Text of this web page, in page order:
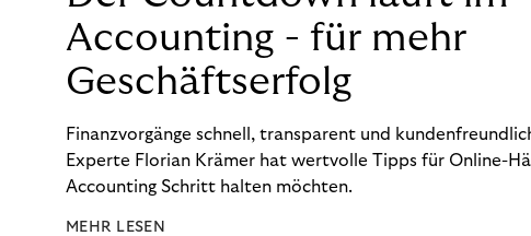
Accounting - für mehr
Geschäftserfolg
Finanzvorgänge schnell, transparent und
Experte Florian Krämer hat wertvolle Tipps für Online-
Accounting Schritt halten möchten.
MEHR LESEN